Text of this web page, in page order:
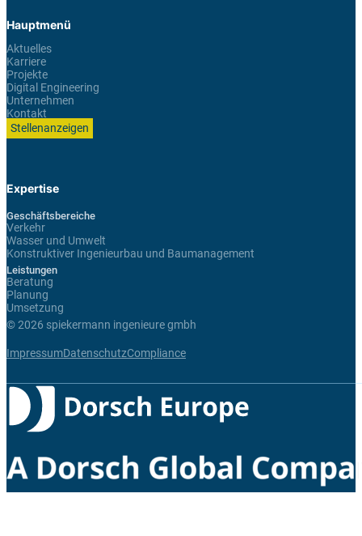
Hauptmenü
Aktuelles
Karriere
Projekte
Digital Engineering
Unternehmen
Kontakt
Stellenanzeigen
Expertise
Geschäftsbereiche
Verkehr
Wasser und Umwelt
Konstruktiver Ingenieurbau und Baumanagement
Leistungen
Beratung
Planung
Umsetzung
© 2026 spiekermann ingenieure gmbh
ImpressumDatenschutzCompliance